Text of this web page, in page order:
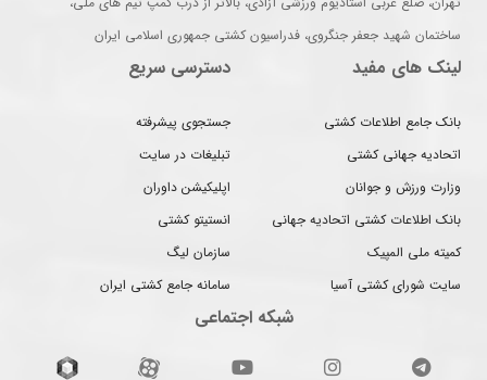
ساختمان شهید جعفر جنگروی، فدراسیون کشتی جمهوری اسلامی ایران
لینک های مفید
بانک جامع اطلاعات کشتی
اتحادیه جهانی کشتی
وزارت ورزش و جوانان
بانک اطلاعات کشتی اتحادیه جهانی
کمیته ملی المپیک
سایت شورای کشتی آسیا
دسترسی سریع
جستجوی پیشرفته
تبلیغات در سایت
اپلیکیشن داوران
انستیتو کشتی
سازمان لیگ
سامانه جامع کشتی ایران
شبکه اجتماعی